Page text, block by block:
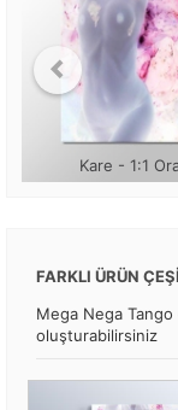
Kare - 1:1
FARKLI ÜRÜN
Mega Nega
oluşturabilirsiniz